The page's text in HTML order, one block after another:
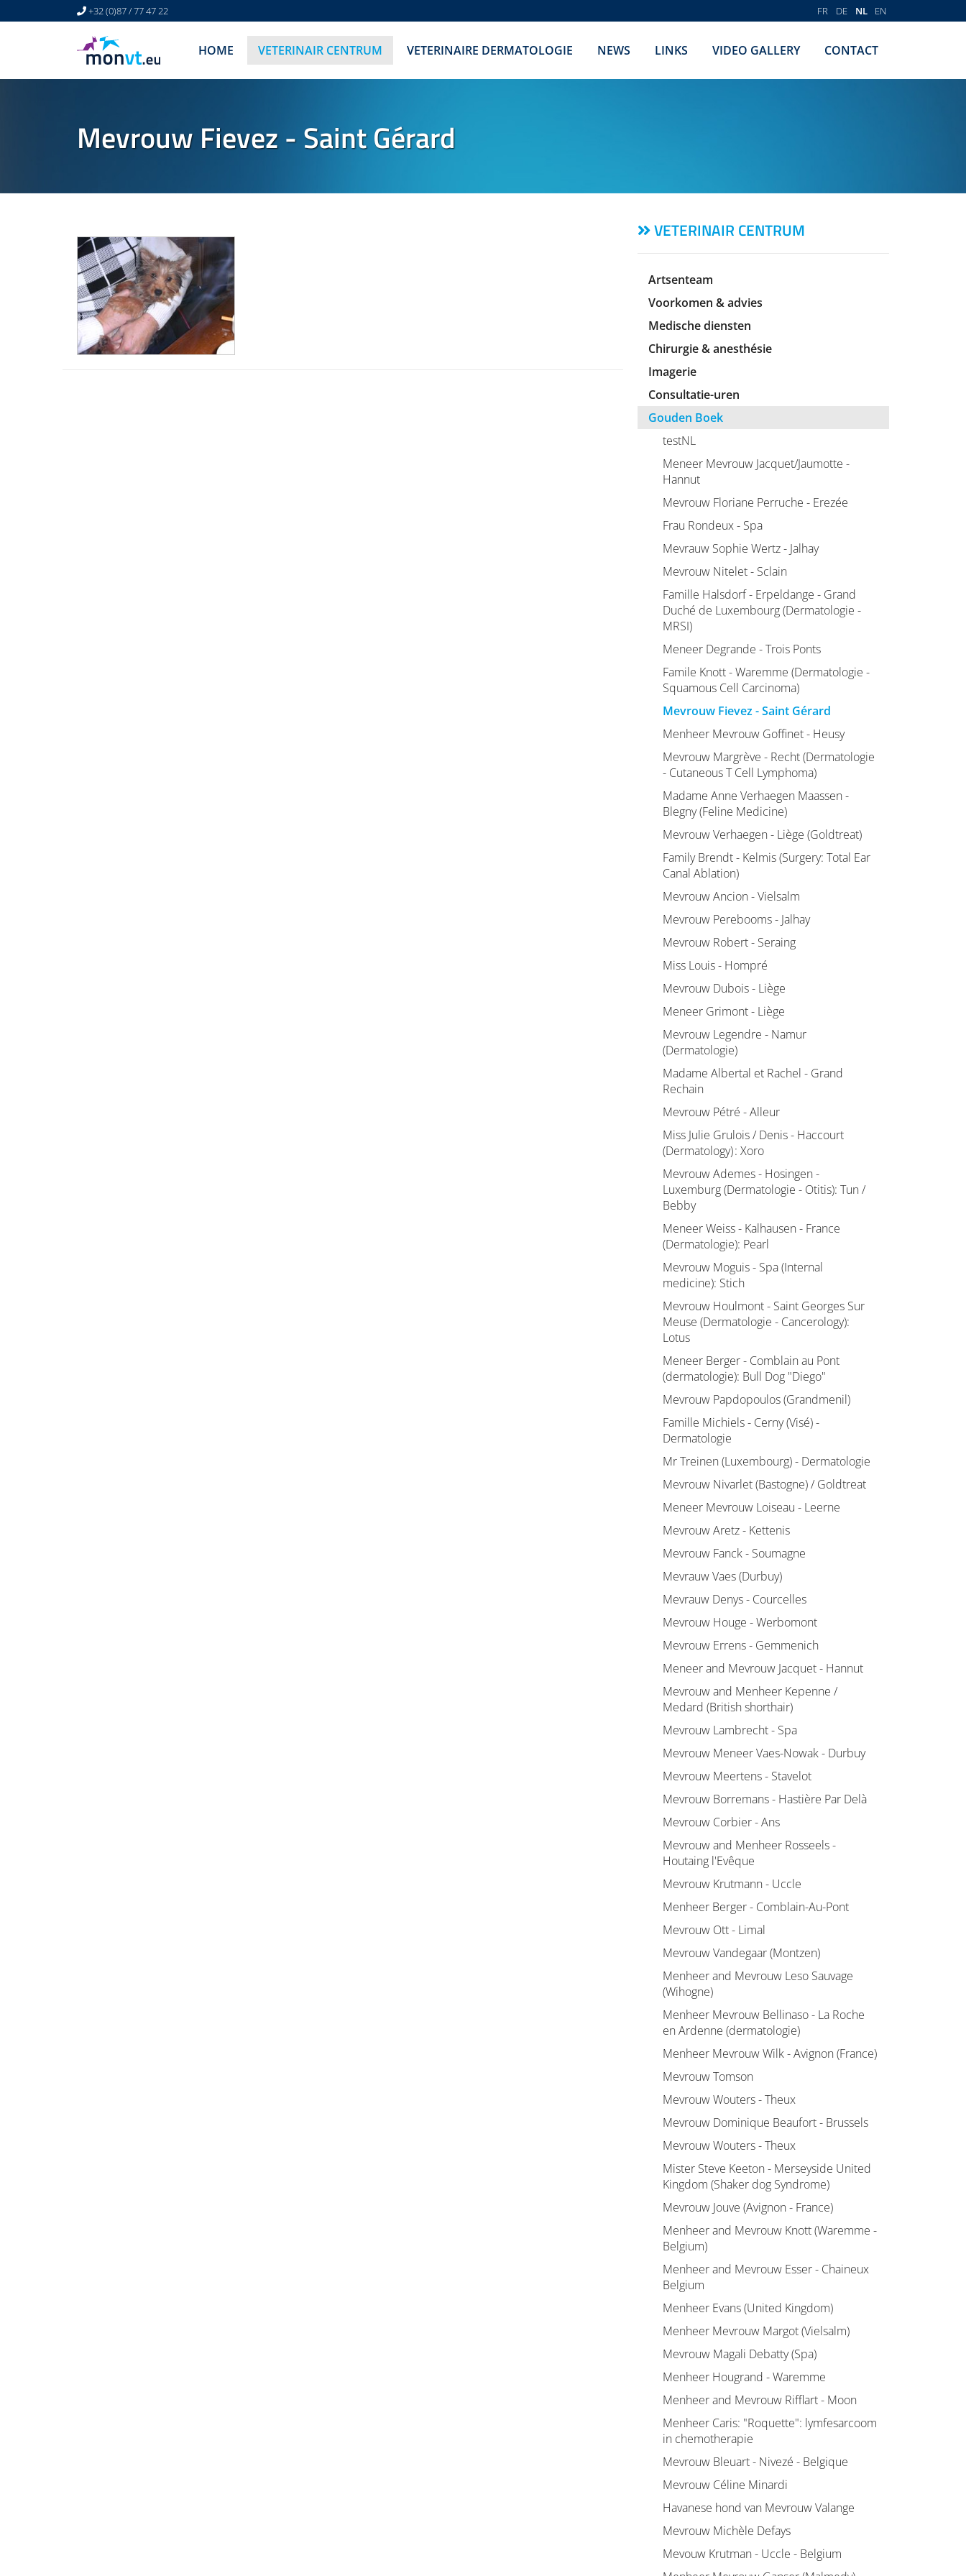
FR DE NL EN
+32 (0)87 / 77 47 22
HOME VETERINAIR CENTRUM VETERINAIRE DERMATOLOGIE NEWS LINKS VIDEO GALLERY CONTACT
Mevrouw Fievez - Saint Gérard
VETERINAIR CENTRUM
Artsenteam
Voorkomen & advies
Medische diensten
Chirurgie & anesthésie
Imagerie
Consultatie-uren
Gouden Boek
testNL
Meneer Mevrouw Jacquet/Jaumotte -
Hannut
Mevrouw Floriane Perruche - Erezée
Frau Rondeux - Spa
Mevrauw Sophie Wertz - Jalhay
Mevrouw Nitelet - Sclain
Famille Halsdorf - Erpeldange - Grand
Duché de Luxembourg (Dermatologie -
MRSI)
Meneer Degrande - Trois Ponts
Famile Knott - Waremme (Dermatologie -
Squamous Cell Carcinoma)
Mevrouw Fievez - Saint Gérard
Menheer Mevrouw Goffinet - Heusy
Mevrouw Margrève - Recht (Dermatologie
- Cutaneous T Cell Lymphoma)
Madame Anne Verhaegen Maassen -
Blegny (Feline Medicine)
Mevrouw Verhaegen - Liège (Goldtreat)
Family Brendt - Kelmis (Surgery: Total Ear
Canal Ablation)
Mevrouw Ancion - Vielsalm
Mevrouw Perebooms - Jalhay
Mevrouw Robert - Seraing
Miss Louis - Hompré
Mevrouw Dubois - Liège
Meneer Grimont - Liège
Mevrouw Legendre - Namur
(Dermatologie)
Madame Albertal et Rachel - Grand
Rechain
Mevrouw Pétré - Alleur
Miss Julie Grulois / Denis - Haccourt
(Dermatology) : Xoro
Mevrouw Ademes - Hosingen -
Luxemburg (Dermatologie - Otitis): Tun /
Bebby
Meneer Weiss - Kalhausen - France
(Dermatologie): Pearl
Mevrouw Moguis - Spa (Internal
medicine): Stich
Mevrouw Houlmont - Saint Georges Sur
Meuse (Dermatologie - Cancerology):
Lotus
Meneer Berger - Comblain au Pont
(dermatologie): Bull Dog "Diego"
Mevrouw Papdopoulos (Grandmenil)
Famille Michiels - Cerny (Visé) -
Dermatologie
Mr Treinen (Luxembourg) - Dermatologie
Mevrouw Nivarlet (Bastogne) / Goldtreat
Meneer Mevrouw Loiseau - Leerne
Mevrouw Aretz - Kettenis
Mevrouw Fanck - Soumagne
Mevrauw Vaes (Durbuy)
Mevrauw Denys - Courcelles
Mevrouw Houge - Werbomont
Mevrouw Errens - Gemmenich
Meneer and Mevrouw Jacquet - Hannut
Mevrouw and Menheer Kepenne /
Medard (British shorthair)
Mevrouw Lambrecht - Spa
Mevrouw Meneer Vaes-Nowak - Durbuy
Mevrouw Meertens - Stavelot
Mevrouw Borremans - Hastière Par Delà
Mevrouw Corbier - Ans
Mevrouw and Menheer Rosseels -
Houtaing l'Evêque
Mevrouw Krutmann - Uccle
Menheer Berger - Comblain-Au-Pont
Mevrouw Ott - Limal
Mevrouw Vandegaar (Montzen)
Menheer and Mevrouw Leso Sauvage
(Wihogne)
Menheer Mevrouw Bellinaso - La Roche
en Ardenne (dermatologie)
Menheer Mevrouw Wilk - Avignon (France)
Mevrouw Tomson
Mevrouw Wouters - Theux
Mevrouw Dominique Beaufort - Brussels
Mevrouw Wouters - Theux
Mister Steve Keeton - Merseyside United
Kingdom (Shaker dog Syndrome)
Mevrouw Jouve (Avignon - France)
Menheer and Mevrouw Knott (Waremme -
Belgium)
Menheer and Mevrouw Esser - Chaineux
Belgium
Menheer Evans (United Kingdom)
Menheer Mevrouw Margot (Vielsalm)
Mevrouw Magali Debatty (Spa)
Menheer Hougrand - Waremme
Menheer and Mevrouw Rifflart - Moon
Menheer Caris: "Roquette": lymfesarcoom
in chemotherapie
Mevrouw Bleuart - Nivezé - Belgique
Mevrouw Céline Minardi
Havanese hond van Mevrouw Valange
Mevrouw Michèle Defays
Mevouw Krutman - Uccle - Belgium